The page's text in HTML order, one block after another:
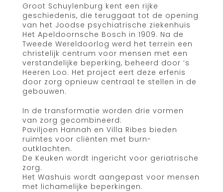
Groot Schuylenburg kent een rijke
geschiedenis, die teruggaat tot de opening
van het Joodse psychiatrische ziekenhuis
Het Apeldoornsche Bosch in 1909. Na de
Tweede Wereldoorlog werd het terrein een
christelijk centrum voor mensen met een
verstandelijke beperking, beheerd door ’s
Heeren Loo. Het project eert deze erfenis
door zorg opnieuw centraal te stellen in de
gebouwen.
In de transformatie worden drie vormen
van zorg gecombineerd:
Paviljoen Hannah en Villa Ribes bieden
ruimtes voor cliënten met burn-
outklachten.
De Keuken wordt ingericht voor geriatrische
zorg.
Het Washuis wordt aangepast voor mensen
met lichamelijke beperkingen.